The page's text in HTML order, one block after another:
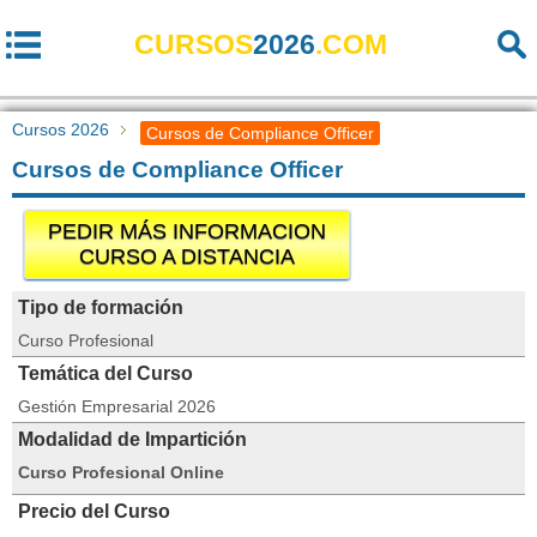
CURSOS2026.COM
Cursos 2026 Cursos de Compliance Officer
Cursos de Compliance Officer
PEDIR MÁS INFORMACION
CURSO A DISTANCIA
Tipo de formación
Curso Profesional
Temática del Curso
Gestión Empresarial 2026
Modalidad de Impartición
Curso Profesional Online
Precio del Curso